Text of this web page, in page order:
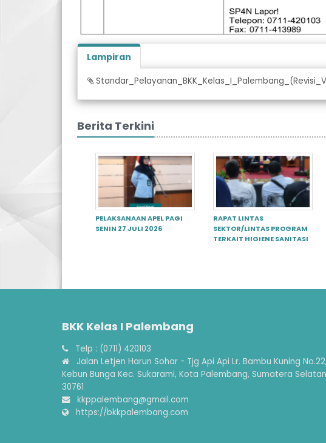
Lampiran
Berita Terkini
PELAKSANAAN APEL PAGI
SENIN 27 JULI 2026
RAPAT LINTAS
SEKTOR/LINTAS PROGRAM
TERKAIT HIGIENE SANITASI
BKK Kelas I Palembang
Telp : (0711) 420103
Jalan Letjen Harun Sohar - Tjg Api Api Lr. Bambu Kuning No.22,
Kebun Bunga Kec. Sukarami, Kota Palembang, Sumatera Selatan
30761
kkppalembang@gmail.com
https://bkkpalembang.com